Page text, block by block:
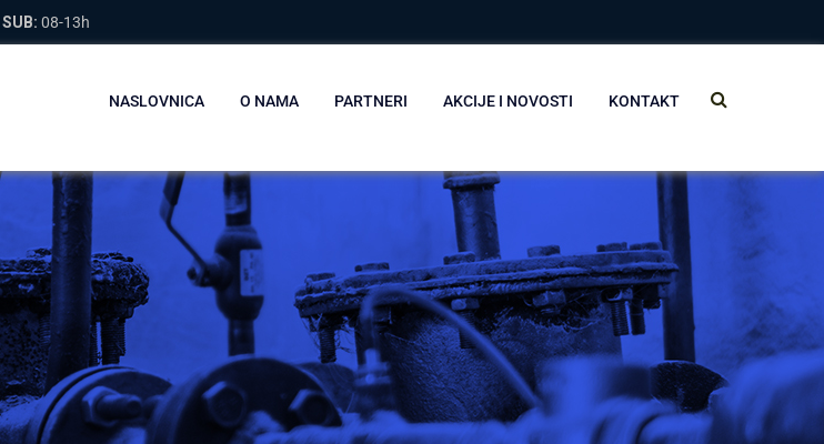
SUB: 08-13h
NASLOVNICA O NAMA PARTNERI AKCIJE I NOVOSTI KONTAKT